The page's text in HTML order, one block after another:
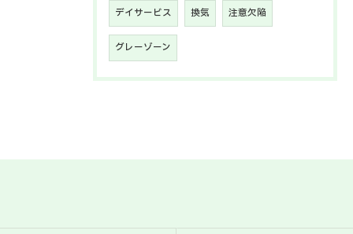
デイサービス 換気 注意欠陥
グレーゾーン